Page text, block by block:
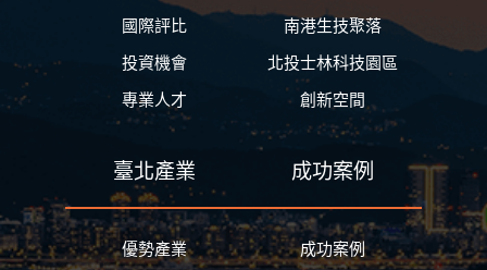
國際評比
投資機會
專業人才
南港生技聚落
北投士林科技園區
創新空間
臺北產業
優勢產業
成功案例
成功案例